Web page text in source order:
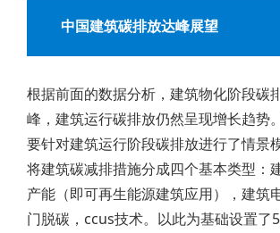
中国建筑碳排放达峰展望
根据前面的数据分析，建筑物化阶段碳
峰，建筑运行碳排放仍然呈现增长趋势
要针对建筑运行阶段碳排放进行了情景
将建筑碳减排措施分成四个基本类型：
产能（即可再生能源建筑应用），建筑
门脱碳，ccus技术。以此为基础设置了